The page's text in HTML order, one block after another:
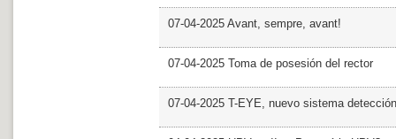
07-04-2025 Avant, sempre, avant!
07-04-2025 Toma de posesión del rector
07-04-2025 T-EYE, nuevo sistema